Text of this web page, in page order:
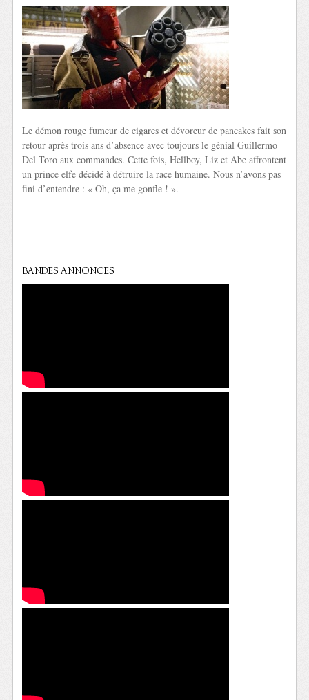
Le démon rouge fumeur de cigares et dévoreur de pancakes fait son
retour après trois ans d’absence avec toujours le génial Guillermo
Del Toro aux commandes. Cette fois, Hellboy, Liz et Abe affrontent
un prince elfe décidé à détruire la race humaine. Nous n’avons pas
fini d’entendre : « Oh, ça me gonfle ! ».
BANDES ANNONCES